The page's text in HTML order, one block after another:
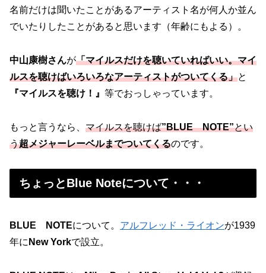
名前だけは聞いたことがあるアーティスト名が何人か並ん
でいたりしたことがあると思います（年齢にもよる）。
中山康樹さんが「マイルスだけを聴いていればいい。マイ
ルスを聴けばいろいろなアーティストがついてくる」と
『マイルスを聴け！』 等でおっしゃっています。
もっと言うなら、 マイルスを聴けば”BLUE NOTE”とい
う超メジャーレーベルまでついてくるのです。
ちょっとBlue Noteについて・・・
BLUE NOTEについて。 アルフレッド・ライオンが1939
年に New Yorkで設立。